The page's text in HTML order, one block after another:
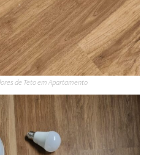
de Teto em Apartamento